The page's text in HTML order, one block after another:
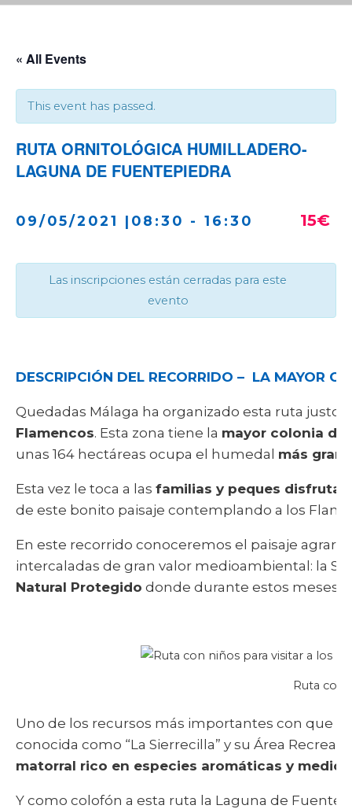
« All Events
This event has passed.
RUTA ORNITOLÓGICA HUMILLADERO-
LAGUNA DE FUENTEPIEDRA
09/05/2021 |08:30 - 16:30 15€
Las inscripciones están cerradas para este
evento
DESCRIPCIÓN DEL RECORRIDO – LA MAYOR
Quedadas Málaga ha organizado esta ruta justo
Flamencos. Esta zona tiene la mayor colonia de
unas 164 hectáreas ocupa el humedal más
Esta vez le toca a las familias y peques disfrutar
de este bonito paisaje contemplando a los
En este recorrido conoceremos el paisaje
intercaladas de gran valor medioambiental: la
Natural Protegido donde durante estos meses
Ruta con
Uno de los recursos más importantes con que
conocida como “La Sierrecilla” y su Área
matorral rico en especies aromáticas y
Y como colofón a esta ruta la Laguna de Fuente